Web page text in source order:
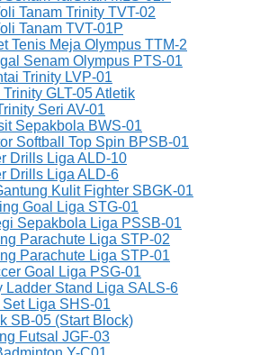
Tanam Trinity TVT-02
Tanam TVT-01P
Tenis Meja Olympus TTM-2
Senam Olympus PTS-01
Trinity LVP-01
GLT-05 Atletik
Seri AV-01
Sepakbola BWS-01
Softball Top Spin BPSB-01
Drills Liga ALD-10
Drills Liga ALD-6
Kulit Fighter SBGK-01
Goal Liga STG-01
Sepakbola Liga PSSB-01
Parachute Liga STP-02
Parachute Liga STP-01
Goal Liga PSG-01
Ladder Stand Liga SALS-6
Liga SHS-01
SB-05 (Start Block)
Futsal JGF-03